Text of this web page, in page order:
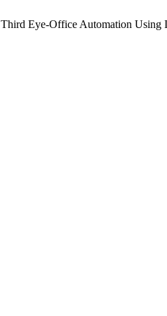
Eye-Office Automation Using